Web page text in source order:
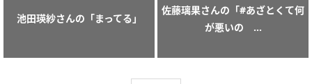
池田瑛紗さんの「まってる」
佐藤璃果さんの「#あざとくて何
が悪いの ...